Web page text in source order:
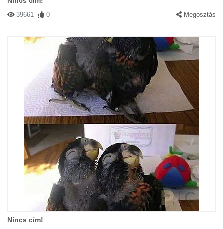
39661 0 Megosztás
Nincs cím!